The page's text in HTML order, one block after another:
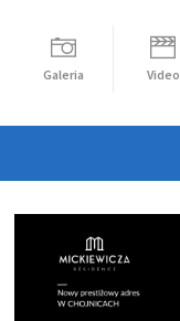
Galeria Video